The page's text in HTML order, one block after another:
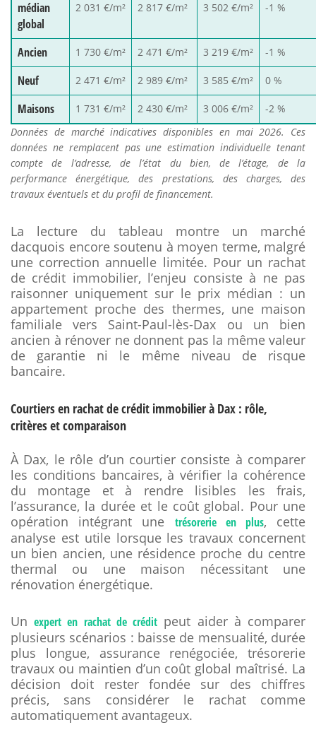
médian
global
2 031 €/m² 2 817 €/m² 3 502 €/m² -1 %
Ancien 1 730 €/m² 2 471 €/m² 3 219 €/m² -1 %
Neuf 2 471 €/m² 2 989 €/m² 3 585 €/m² 0 %
Maisons 1 731 €/m² 2 430 €/m² 3 006 €/m²
-2 %
Données de marché indicatives disponibles en mai 2026. Ces
données ne remplacent pas une estimation individuelle tenant
compte de l’adresse, de l’état du bien, de l’étage, de la
performance énergétique, des prestations, des charges, des
travaux éventuels et du profil de financement.
La lecture du tableau montre un marché
dacquois encore soutenu à moyen terme, malgré
une correction annuelle limitée. Pour un rachat
de crédit immobilier, l’enjeu consiste à ne pas
raisonner uniquement sur le prix médian : un
appartement proche des thermes, une maison
familiale vers Saint-Paul-lès-Dax ou un bien
ancien à rénover ne donnent pas la même valeur
de garantie ni le même niveau de risque
bancaire.
Courtiers en rachat de crédit immobilier à Dax : rôle,
critères et comparaison
À Dax, le rôle d’un courtier consiste à comparer
les conditions bancaires, à vérifier la cohérence
du montage et à rendre lisibles les frais,
l’assurance, la durée et le coût global. Pour une
opération intégrant une trésorerie en plus, cette
analyse est utile lorsque les travaux concernent
un bien ancien, une résidence proche du centre
thermal ou une maison nécessitant une
rénovation énergétique.
Unexpert en rachat de crédit peut aider à comparer
plusieurs scénarios : baisse de mensualité, durée
plus longue, assurance renégociée, trésorerie
travaux ou maintien d’un coût global maîtrisé. La
décision doit rester fondée sur des chiffres
précis, sans considérer le rachat comme
automatiquement avantageux.